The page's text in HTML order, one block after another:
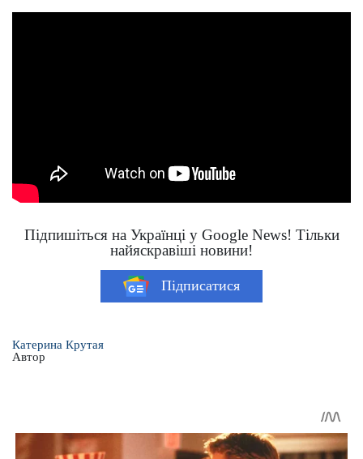
Підпишіться на Українці у Google News! Тільки
найяскравіші новини!
Підписатися
Катерина Крутая
Автор